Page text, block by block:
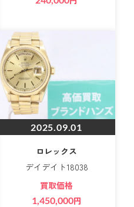
2025.09.01
ロレックス
デイデイト18038
買取価格
1,450,000円